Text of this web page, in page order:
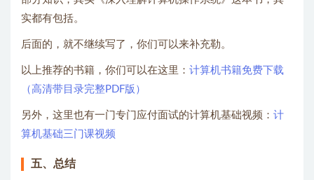
实都有包括。
后面的，就不继续写了，你们可以来补充勒。
以上推荐的书籍，你们可以在这里： 计算机书籍免费下载
（高清带目录完整PDF版）
另外，这里也有一门专门应付面试的计算机基础视频： 计
算机基础三门课视频
五、总结